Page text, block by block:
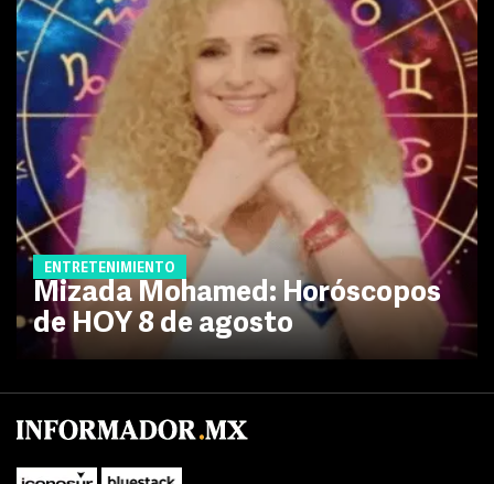
ENTRETENIMIENTO
Mizada Mohamed: Horóscopos
de HOY 8 de agosto